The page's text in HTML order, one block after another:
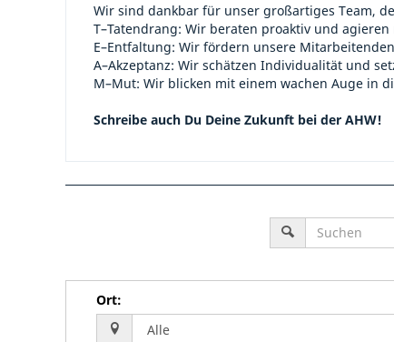
Wir sind dankbar für unser großartiges Team,
T–Tatendrang: Wir beraten proaktiv und
E–Entfaltung: Wir fördern unsere
A–Akzeptanz: Wir schätzen Individualität und
M–Mut: Wir blicken mit einem wachen Auge in
Schreibe auch Du Deine Zukunft bei der AHW!
Ort: